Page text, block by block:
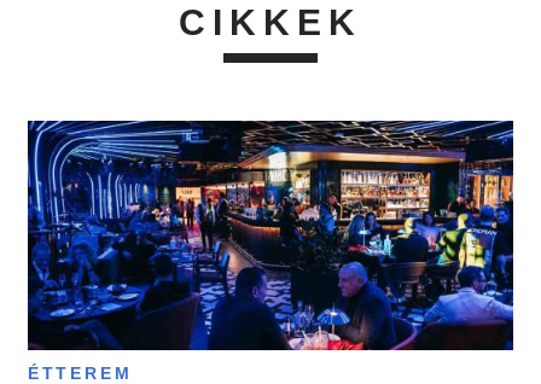
CIKKEK
ÉTTEREM